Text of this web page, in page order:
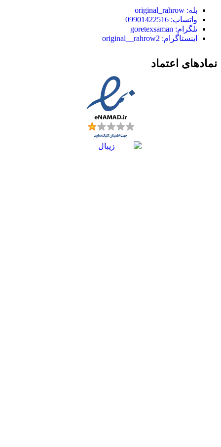
بله: original_rahrow
واتساپ: 09901422516
تلگرام: goretexsaman
اینستاگرام: original__rahrow2
نمادهای اعتماد